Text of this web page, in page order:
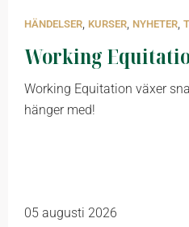
HÄNDELSER, KURSER, NYHETER,
Working
Working Equitation växer
hänger med!
05 augusti 2026